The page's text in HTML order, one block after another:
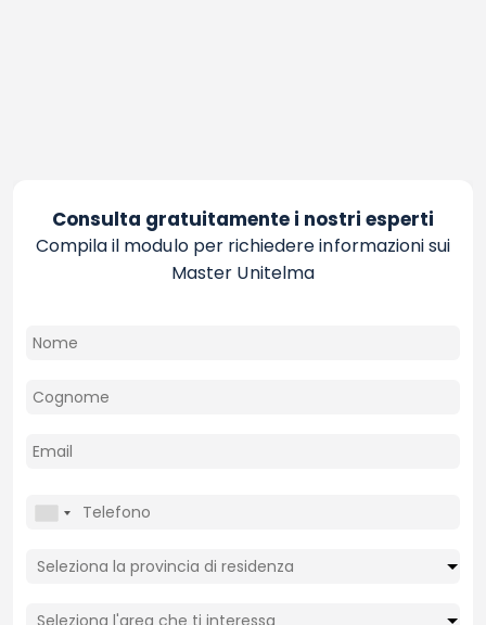
Consulta gratuitamente i nostri esperti
Compila il modulo per richiedere informazioni sui
Master Unitelma